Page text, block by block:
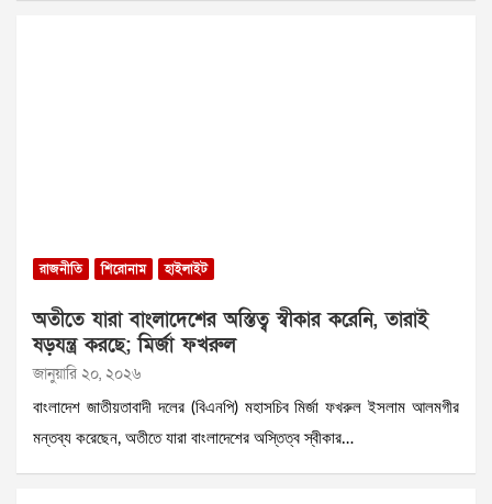
রাজনীতি শিরোনাম হাইলাইট
অতীতে যারা বাংলাদেশের অস্তিত্ব স্বীকার করেনি, তারাই
ষড়যন্ত্র করছে; মির্জা ফখরুল
জানুয়ারি ২০, ২০২৬
বাংলাদেশ জাতীয়তাবাদী দলের (বিএনপি) মহাসচিব মির্জা ফখরুল ইসলাম আলমগীর
মন্তব্য করেছেন, অতীতে যারা বাংলাদেশের অস্তিত্ব স্বীকার…